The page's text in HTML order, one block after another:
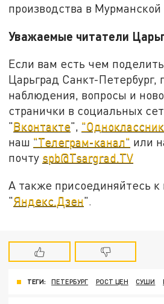
производства в Мурманской
Уважаемые читатели
Если вам есть чем
Царьград Санкт-Петербург,
наблюдения, вопросы и
странички в социальных
"Вконтакте",
наш "Телеграм-канал" или
почту spb@Tsargrad.TV
А также присоединяйтесь к
"Яндекс.Дзен".
ТЕГИ: ПЕТЕРБУРГ РОСТ ЦЕН СУШИ